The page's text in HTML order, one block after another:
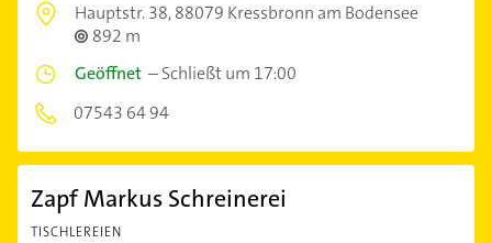
Hauptstr. 38,88079 Kressbronn am Bodensee
892 m
Geöffnet –Schließt um 17:00
07543 64 94
Zapf Markus Schreinerei
TISCHLEREIEN